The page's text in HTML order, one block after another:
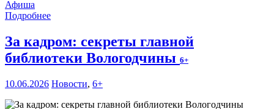
Афиша
Подробнее
За кадром: секреты главной
библиотеки Вологодчины 6+
10.06.2026 Новости, 6+